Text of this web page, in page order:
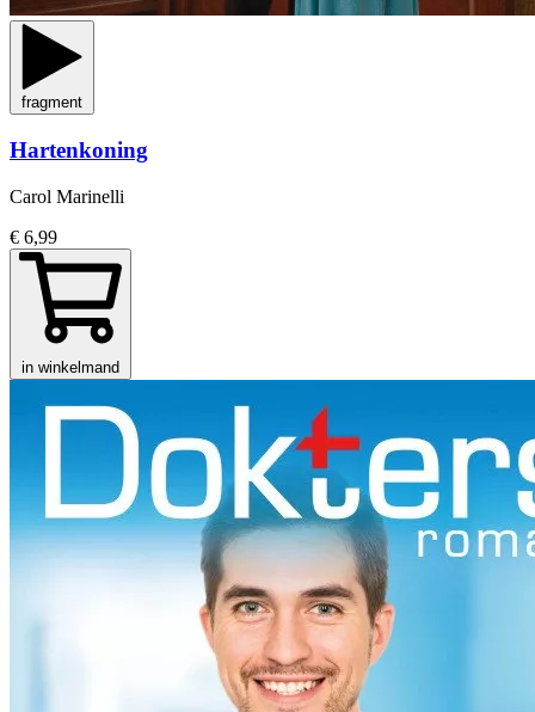
fragment
Hartenkoning
Carol Marinelli
€ 6,99
in winkelmand